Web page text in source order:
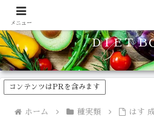
食品のカロリーや糖質などの栄養素
ＤＩＥＴ Ｂ
コンテンツはPRを含みます
ホーム 種実類 はす
メニュー